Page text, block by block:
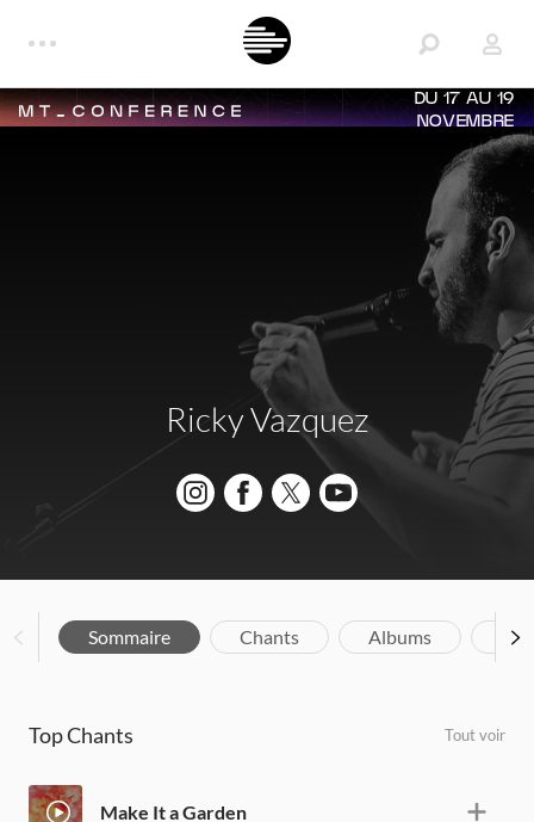
DU 17 AU 19
NOVEMBRE
Ricky Vazquez
Sommaire Chants Albums
Top Chants Tout voir
Make It a Garden